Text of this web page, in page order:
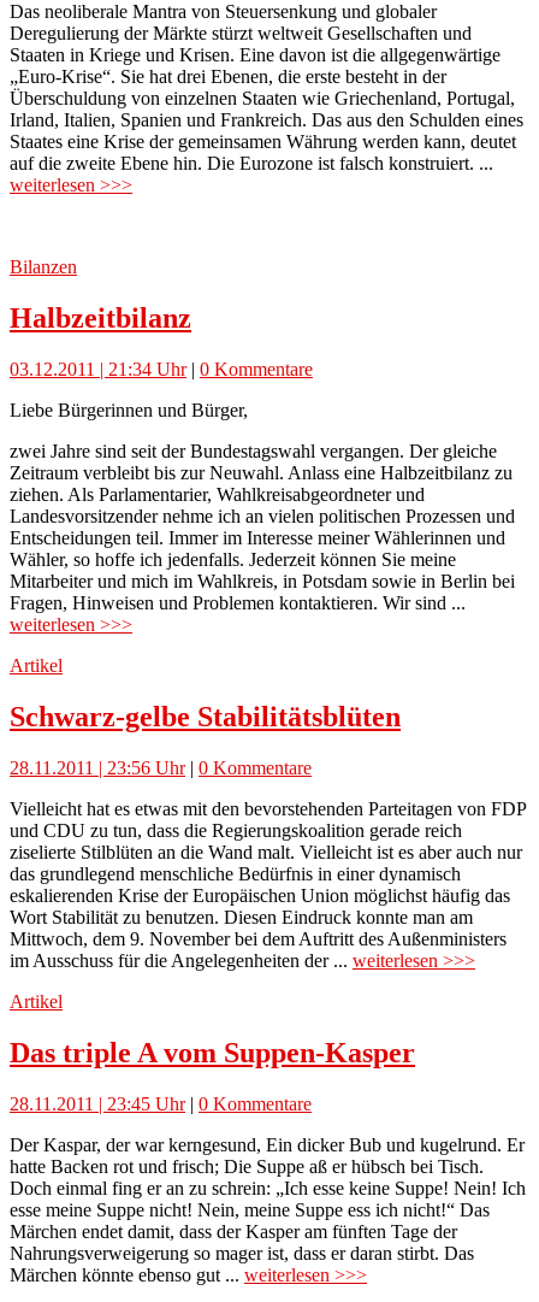
Das neoliberale Mantra von Steuersenkung und globaler
Deregulierung der Märkte stürzt weltweit Gesellschaften und
Staaten in Kriege und Krisen. Eine davon ist die allgegenwärtige
„Euro-Krise“. Sie hat drei Ebenen, die erste besteht in der
Überschuldung von einzelnen Staaten wie Griechenland, Portugal,
Irland, Italien, Spanien und Frankreich. Das aus den Schulden eines
Staates eine Krise der gemeinsamen Währung werden kann, deutet
auf die zweite Ebene hin. Die Eurozone ist falsch konstruiert. ...
weiterlesen >>>
Bilanzen
Halbzeitbilanz
03.12.2011 | 21:34 Uhr| 0 Kommentare
Liebe Bürgerinnen und Bürger,
zwei Jahre sind seit der Bundestagswahl vergangen. Der gleiche
Zeitraum verbleibt bis zur Neuwahl. Anlass eine Halbzeitbilanz zu
ziehen. Als Parlamentarier, Wahlkreisabgeordneter und
Landesvorsitzender nehme ich an vielen politischen Prozessen und
Entscheidungen teil. Immer im Interesse meiner Wählerinnen und
Wähler, so hoffe ich jedenfalls. Jederzeit können Sie meine
Mitarbeiter und mich im Wahlkreis, in Potsdam sowie in Berlin bei
Fragen, Hinweisen und Problemen kontaktieren. Wir sind ...
weiterlesen >>>
Artikel
Schwarz-gelbe Stabilitätsblüten
28.11.2011 | 23:56 Uhr| 0 Kommentare
Vielleicht hat es etwas mit den bevorstehenden Parteitagen von FDP
und CDU zu tun, dass die Regierungskoalition gerade reich
ziselierte Stilblüten an die Wand malt. Vielleicht ist es aber auch nur
das grundlegend menschliche Bedürfnis in einer dynamisch
eskalierenden Krise der Europäischen Union möglichst häufig das
Wort Stabilität zu benutzen. Diesen Eindruck konnte man am
Mittwoch, dem 9. November bei dem Auftritt des Außenministers
im Ausschuss für die Angelegenheiten der ... weiterlesen >>>
Artikel
Das triple A vom Suppen-Kasper
28.11.2011 | 23:45 Uhr| 0 Kommentare
Der Kaspar, der war kerngesund, Ein dicker Bub und kugelrund. Er
hatte Backen rot und frisch; Die Suppe aß er hübsch bei Tisch.
Doch einmal fing er an zu schrein: „Ich esse keine Suppe! Nein! Ich
esse meine Suppe nicht! Nein, meine Suppe ess ich nicht!“ Das
Märchen endet damit, dass der Kasper am fünften Tage der
Nahrungsverweigerung so mager ist, dass er daran stirbt. Das
Märchen könnte ebenso gut ... weiterlesen >>>